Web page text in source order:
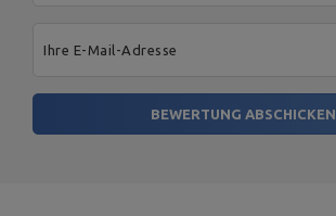
Ihre E-Mail-Adresse
BEWERTUNG ABSCHICKEN